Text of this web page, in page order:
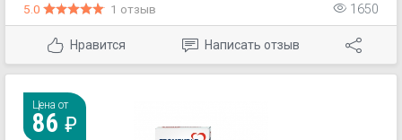
суток после однократного приема (больше выражен
у мужчин, чем у женщин).
5.0 1 отзыв 1650
Нравится Написать отзыв
Цена от
86